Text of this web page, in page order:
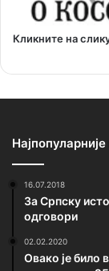
Кликните на
16.07.2018
За Српску
одговори
02.02.2020
Овако је било